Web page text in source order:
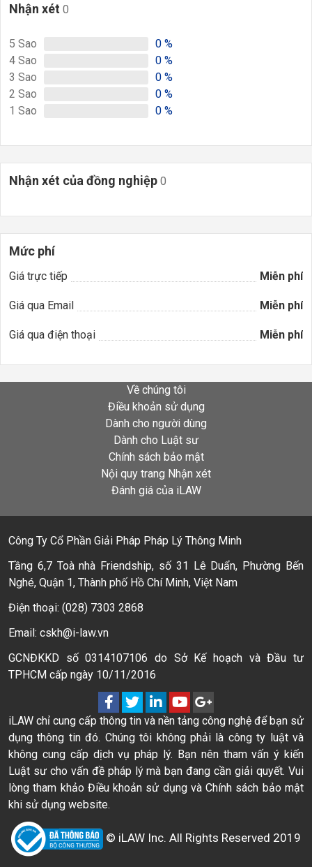
Nhận xét 0
5 Sao 0 %
4 Sao 0 %
3 Sao 0 %
2 Sao 0 %
1 Sao 0 %
Nhận xét của đồng nghiệp 0
Mức phí
Giá trực tiếp Miễn phí
Giá qua Email Miễn phí
Giá qua điện thoại Miễn phí
Về chúng tôi
Điều khoản sử dụng
Dành cho người dùng
Dành cho Luật sư
Chính sách bảo mật
Nội quy trang Nhận xét
Đánh giá của iLAW
Công Ty Cổ Phần Giải Pháp Pháp Lý Thông Minh
Tầng 6,7 Toà nhà Friendship, số 31 Lê Duẩn, Phường Bến
Nghé, Quận 1, Thành phố Hồ Chí Minh, Việt Nam
Điện thoại: (028) 7303 2868
Email: cskh@i-law.vn
GCNĐKKD số 0314107106 do Sở Kế hoạch và Đầu tư
TPHCM cấp ngày 10/11/2016
iLAW chỉ cung cấp thông tin và nền tảng công nghệ để bạn sử
dụng thông tin đó. Chúng tôi không phải là công ty luật và
không cung cấp dịch vụ pháp lý. Bạn nên tham vấn ý kiến
Luật sư cho vấn đề pháp lý mà bạn đang cần giải quyết. Vui
lòng tham khảo Điều khoản sử dụng và Chính sách bảo mật
khi sử dụng website.
© iLAW Inc. All Rights Reserved 2019